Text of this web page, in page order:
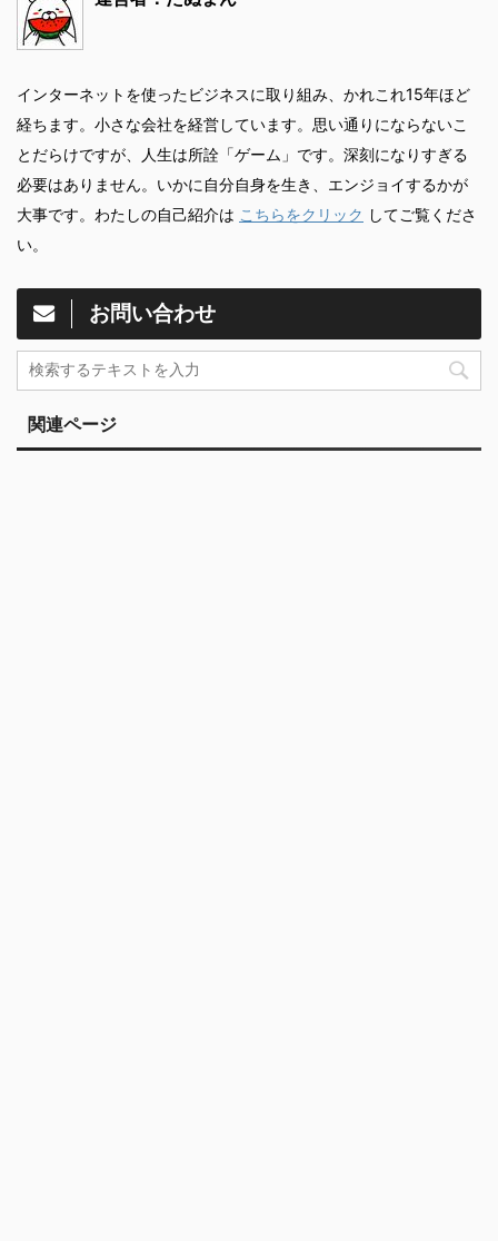
インターネットを使ったビジネスに取り組み、かれこれ15年ほど
経ちます。小さな会社を経営しています。思い通りにならないこ
とだらけですが、人生は所詮「ゲーム」です。深刻になりすぎる
必要はありません。いかに自分自身を生き、エンジョイするかが
大事です。わたしの自己紹介は こちらをクリック してご覧くださ
い。
お問い合わせ
関連ページ